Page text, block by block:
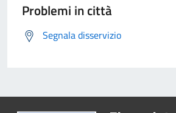
Problemi in città
Segnala disservizio